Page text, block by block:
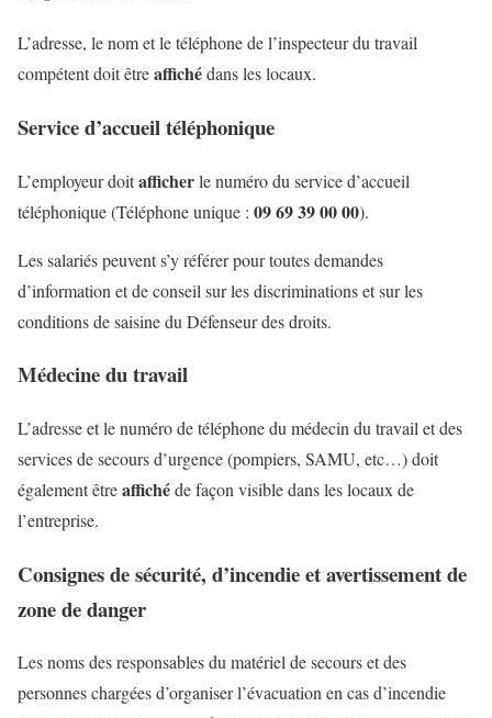
L’adresse, le nom et le téléphone de l’inspecteur du travail
compétent doit êtreaffichédans les locaux.
Service d’accueil téléphonique
L’employeur doitafficherle numéro du service d’accueil
téléphonique (Téléphone unique : 09 69 39 00 00).
Les salariés peuvent s’y référer pour toutes demandes
d’information et de conseil sur les discriminations et sur les
conditions de saisine du Défenseur des droits.
Médecine du travail
L’adresse et le numéro de téléphone du médecin du travail et des
services de secours d’urgence (pompiers, SAMU, etc…) doit
également êtreaffichéde façon visible dans les locaux de
l’entreprise.
Consignes de sécurité, d’incendie et avertissement de
zone de danger
Les noms des responsables du matériel de secours et des
personnes chargées d’organiser l’évacuation en cas d’incendie